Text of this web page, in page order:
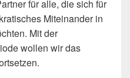
für alle, die sich für
Miteinander in
Mit der
wollen wir das